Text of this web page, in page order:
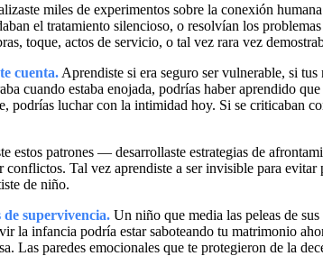
miles de experimentos sobre la conexión
el tratamiento silencioso, o resolvían los problemas
toque, actos de servicio, o tal vez rara vez
cuenta. Aprendiste si era seguro ser vulnerable, si
cuando estaba enojada, podrías haber aprendido
podrías luchar con la intimidad hoy. Si se criticaban
estos patrones — desarrollaste estrategias de
Tal vez aprendiste a ser invisible para
de niño.
supervivencia. Un niño que media las peleas de sus
la infancia podría estar saboteando tu matrimonio
Las paredes emocionales que te protegieron de la